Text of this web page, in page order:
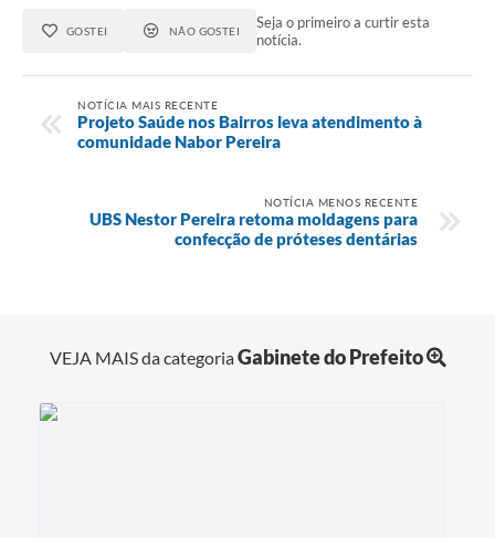
GOSTEI NÃO GOSTEI
Seja o primeiro a curtir esta
notícia.
NOTÍCIA MAIS RECENTE
Projeto Saúde nos Bairros leva atendimento à
comunidade Nabor Pereira
NOTÍCIA MENOS RECENTE
UBS Nestor Pereira retoma moldagens para
confecção de próteses dentárias
VEJA MAIS da categoriaGabinete do Prefeito